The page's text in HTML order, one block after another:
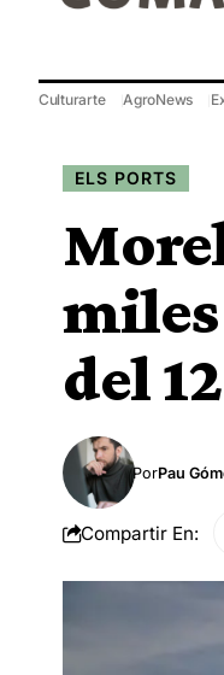
Culturarte AgroNews
ELS PORTS
miles
del
PorPau
Compartir En: